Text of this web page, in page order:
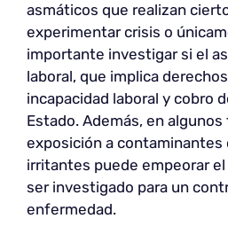
asmáticos que realizan
experimentar crisis o
importante investigar si el
laboral, que implica
incapacidad laboral y cobro
Estado. Además, en algunos
exposición a contaminantes
irritantes puede empeorar el
ser investigado para un
enfermedad.